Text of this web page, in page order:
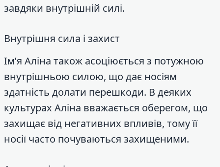
завдяки внутрішній силі.
Внутрішня сила і захист
Ім’я Аліна також асоціюється з потужною
внутрішньою силою, що дає носіям
здатність долати перешкоди. В деяких
культурах Аліна вважається оберегом, що
захищає від негативних впливів, тому її
носії часто почуваються захищеними.